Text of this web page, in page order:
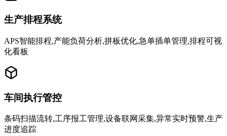
生产排程系统
APS智能排程,产能负荷分析,拼板优化,急单插单管理,排程可视
化看板
车间执行管控
条码扫描流转,工序报工管理,设备联网采集,异常实时预警,生产
进度追踪